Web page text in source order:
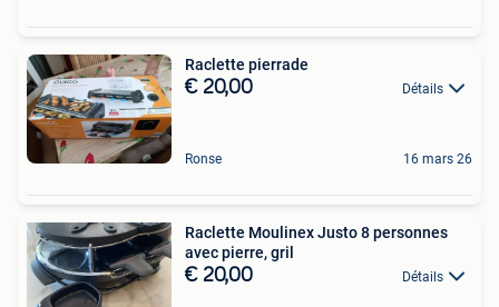
Raclette pierrade
€ 20,00 Détails
Ronse 16 mars 26
Raclette Moulinex Justo 8 personnes
avec pierre, gril
€ 20,00 Détails